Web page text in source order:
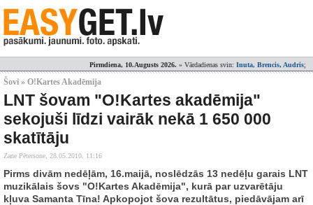
Pirmdiena, 10.Augusts 2026. » Vārdadienas svin: Inuta, Brencis, Audris;
Šovi » O!Kartes Akadēmija
LNT šovam "O!Kartes akadēmija"
sekojuši līdzi vairāk nekā 1 650 000
skatītāju
Zane Pētersone, 28.05.2010. 11:16
Pirms divām nedēļām, 16.maijā, noslēdzās 13 nedēļu garais LNT
muzikālais šovs "O!Kartes Akadēmija", kurā par uzvarētāju
kļuva Samanta Tīna! Apkopojot šova rezultātus, piedāvājam arī